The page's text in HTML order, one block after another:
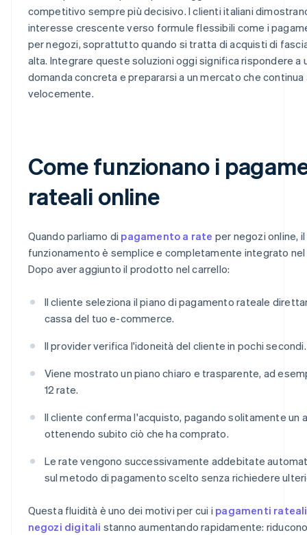
competitivo sempre più decisivo. I clienti italiani
interesse crescente verso formule flessibili come i
per negozi, soprattutto quando si tratta di acquisti di
alta. Integrare queste soluzioni oggi significa rispondere a
domanda concreta e prepararsi a un mercato che
velocemente.
Come funzionano i
rateali online
Quando parliamo di pagamento a rate per negozi online, il
funzionamento è semplice e completamente integrato
Dopo aver aggiunto il prodotto nel carrello:
Il cliente seleziona il piano di pagamento rateale
cassa del tuo e-commerce.
Il provider verifica l'idoneità del cliente in pochi secondi.
Viene mostrato un piano chiaro e trasparente, ad
12 rate.
Il cliente conferma l'acquisto, pagando solitamente un
ottenendo subito ciò che ha comprato.
Le rate vengono successivamente addebitate
sul metodo di pagamento scelto senza richiedere
Questa fluidità è uno dei motivi per cui i pagamenti
negozi digitali stanno aumentando rapidamente: